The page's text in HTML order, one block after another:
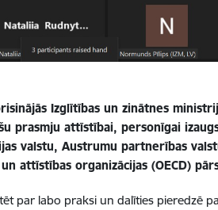
Izglītības un zinātnes
prasmju attīstībai, personīgai
valstu, Austrumu partnerības
attīstības organizācijas (OECD)
par labo praksi un dalīties pieredzē